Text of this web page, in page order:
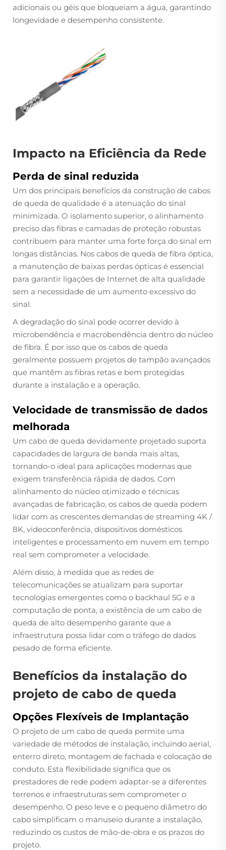
adicionais ou géis que bloqueiam a água, garantindo
longevidade e desempenho consistente.
Impacto na Eficiência da Rede
Perda de sinal reduzida
Um dos principais benefícios da construção de cabos
de queda de qualidade é a atenuação do sinal
minimizada. O isolamento superior, o alinhamento
preciso das fibras e camadas de proteção robustas
contribuem para manter uma forte força do sinal em
longas distâncias. Nos cabos de queda de fibra óptica,
a manutenção de baixas perdas ópticas é essencial
para garantir ligações de Internet de alta qualidade
sem a necessidade de um aumento excessivo do
sinal.
A degradação do sinal pode ocorrer devido à
microbendência e macrobendência dentro do núcleo
de fibra. É por isso que os cabos de queda
geralmente possuem projetos de tampão avançados
que mantêm as fibras retas e bem protegidas
durante a instalação e a operação.
Velocidade de transmissão de dados
melhorada
Um cabo de queda devidamente projetado suporta
capacidades de largura de banda mais altas,
tornando-o ideal para aplicações modernas que
exigem transferência rápida de dados. Com
alinhamento do núcleo otimizado e técnicas
avançadas de fabricação, os cabos de queda podem
lidar com as crescentes demandas de streaming 4K /
8K, videoconferência, dispositivos domésticos
inteligentes e processamento em nuvem em tempo
real sem comprometer a velocidade.
Além disso, à medida que as redes de
telecomunicações se atualizam para suportar
tecnologias emergentes como o backhaul 5G e a
computação de ponta, a existência de um cabo de
queda de alto desempenho garante que a
infraestrutura possa lidar com o tráfego de dados
pesado de forma eficiente.
Benefícios da instalação do
projeto de cabo de queda
Opções Flexíveis de Implantação
O projeto de um cabo de queda permite uma
variedade de métodos de instalação, incluindo aerial,
enterro direto, montagem de fachada e colocação de
conduto. Esta flexibilidade significa que os
prestadores de rede podem adaptar-se a diferentes
terrenos e infraestruturas sem comprometer o
desempenho. O peso leve e o pequeno diâmetro do
cabo simplificam o manuseio durante a instalação,
reduzindo os custos de mão-de-obra e os prazos do
projeto.